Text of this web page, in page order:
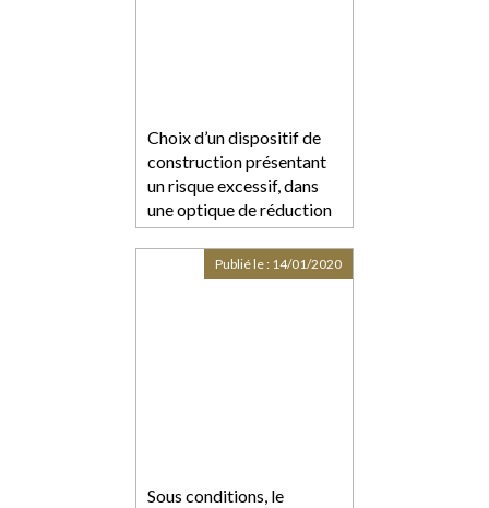
Choix d’un dispositif de
construction présentant
un risque excessif, dans
une optique de réduction
des coûts : responsabilité
des entreprises
Sous conditions, le
Publié le : 14/01/2020